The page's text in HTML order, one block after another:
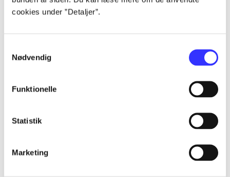
cookies under ”Detaljer”.
Nødvendig
Funktionelle
Statistik
Marketing
Artikler
...
...